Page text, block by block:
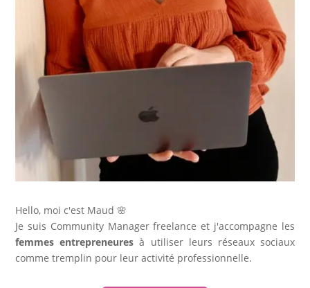
Hello, moi c'est Maud 🌸
Je suis Community Manager freelance et j'accompagne les
femmes entrepreneures à utiliser leurs réseaux sociaux
comme tremplin pour leur activité professionnelle.